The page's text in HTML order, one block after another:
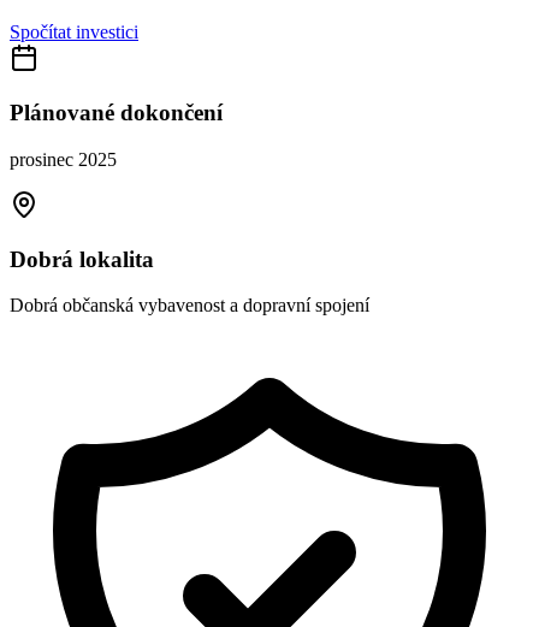
Spočítat investici
Plánované dokončení
prosinec 2025
Dobrá lokalita
Dobrá občanská vybavenost a dopravní spojení